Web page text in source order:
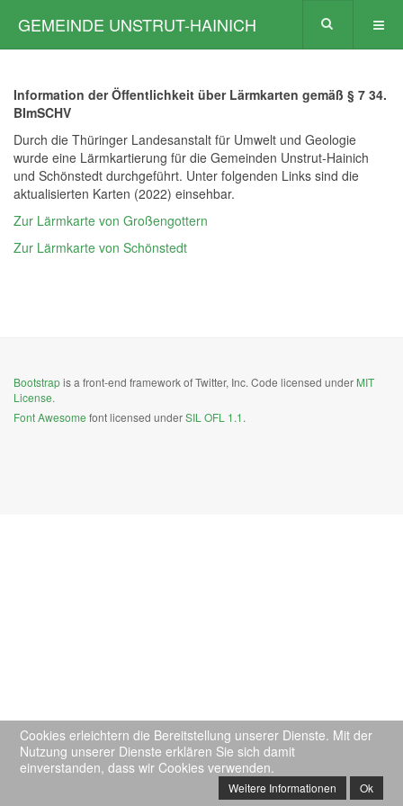
GEMEINDE UNSTRUT-HAINICH
Information der Öffentlichkeit über Lärmkarten gemäß § 7 34.
BImSCHV
Durch die Thüringer Landesanstalt für Umwelt und Geologie
wurde eine Lärmkartierung für die Gemeinden Unstrut-Hainich
und Schönstedt durchgeführt. Unter folgenden Links sind die
aktualisierten Karten (2022) einsehbar.
Zur Lärmkarte von Großengottern
Zur Lärmkarte von Schönstedt
Bootstrapis a front-end framework of Twitter, Inc. Code licensed under MIT
License.
Font Awesome font licensed underSIL OFL 1.1.
Cookies erleichtern die Bereitstellung unserer Dienste. Mit der
Nutzung unserer Dienste erklären Sie sich damit
einverstanden, dass wir Cookies verwenden.
Weitere Informationen Ok